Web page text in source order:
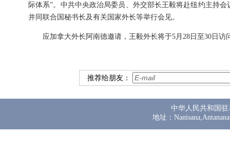
际体系”。中共中央政治局委员、外交部长王毅将赴纽约主持
并同联合国秘书长及有关国家外长等举行会见。
应加拿大外长阿南德邀请，王毅外长将于5月28日至30日访
推荐给朋友：
中华人民共和国
地址：